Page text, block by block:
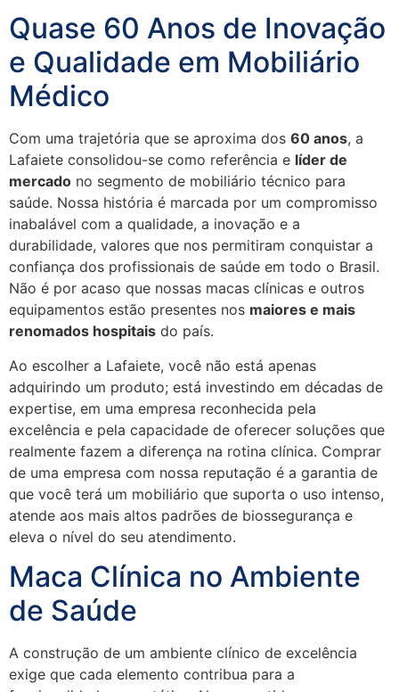
Quase 60 Anos de Inovação
e Qualidade em Mobiliário
Médico
Com uma trajetória que se aproxima dos 60 anos, a
Lafaiete consolidou-se como referência e líder de
mercado no segmento de mobiliário técnico para
saúde. Nossa história é marcada por um compromisso
inabalável com a qualidade, a inovação e a
durabilidade, valores que nos permitiram conquistar a
confiança dos profissionais de saúde em todo o Brasil.
Não é por acaso que nossas macas clínicas e outros
equipamentos estão presentes nos maiores e mais
renomados hospitais do país.
Ao escolher a Lafaiete, você não está apenas
adquirindo um produto; está investindo em décadas de
expertise, em uma empresa reconhecida pela
excelência e pela capacidade de oferecer soluções que
realmente fazem a diferença na rotina clínica. Comprar
de uma empresa com nossa reputação é a garantia de
que você terá um mobiliário que suporta o uso intenso,
atende aos mais altos padrões de biossegurança e
eleva o nível do seu atendimento.
Maca Clínica no Ambiente
de Saúde
A construção de um ambiente clínico de excelência
exige que cada elemento contribua para a